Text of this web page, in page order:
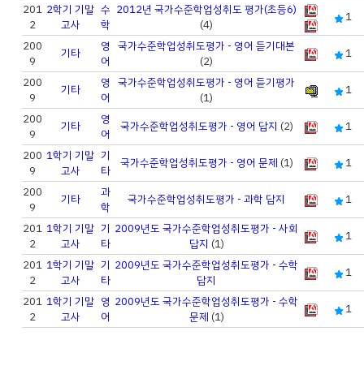
201
2
2학기 기말
고사
수
학
2012년 국가수준학업성취도 평가(초등6)
(4)
1
200
9
기타
영
어
국가수준학업성취도평가 - 영어 듣기대본
(2)
1
200
9
기타
영
어
국가수준학업성취도평가 - 영어 듣기평가
(1)
1
200
9
기타
영
어
국가수준학업성취도평가 - 영어 답지 (2)
1
200
9
1학기 기말
고사
기
타
국가수준학업성취도평가 - 영어 문제 (1)
1
200
9
기타
과
학
국가수준학업성취도평가 - 과학 답지
1
201
2
1학기 기말
고사
기
타
2009년도 국가수준학업성취도평가 - 사회
답지 (1)
1
201
2
1학기 기말
고사
기
타
2009년도 국가수준학업성취도평가 - 수학
답지
1
201
2
1학기 기말
고사
영
어
2009년도 국가수준학업성취도평가 - 수학
문제 (1)
1